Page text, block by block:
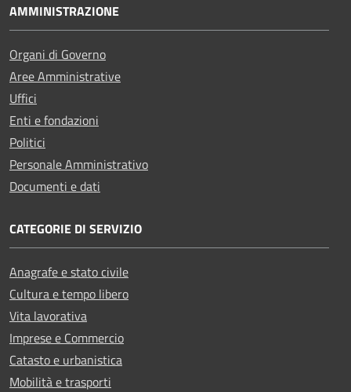
AMMINISTRAZIONE
Organi di Governo
Aree Amministrative
Uffici
Enti e fondazioni
Politici
Personale Amministrativo
Documenti e dati
CATEGORIE DI SERVIZIO
Anagrafe e stato civile
Cultura e tempo libero
Vita lavorativa
Imprese e Commercio
Catasto e urbanistica
Mobilità e trasporti